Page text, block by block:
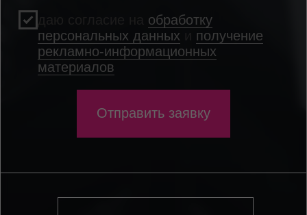
Онлайн + оффлайн в
Екатеринбурге
ФОРМАТ ОБУЧЕНИЯ
Октябрь 2026